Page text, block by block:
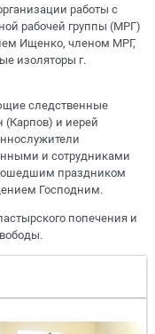
работы с
рабочей группы (МРГ)
Ищенко, членом МРГ,
изоляторы г.
следственные
(Карпов) и иерей
и сотрудниками
праздником
Господним.
попечения и